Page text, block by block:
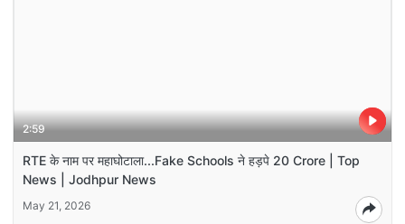
2:59
RTE के नाम पर महाघोटाला...Fake Schools ने हड़पे 20 Crore | Top
News | Jodhpur News
May 21, 2026